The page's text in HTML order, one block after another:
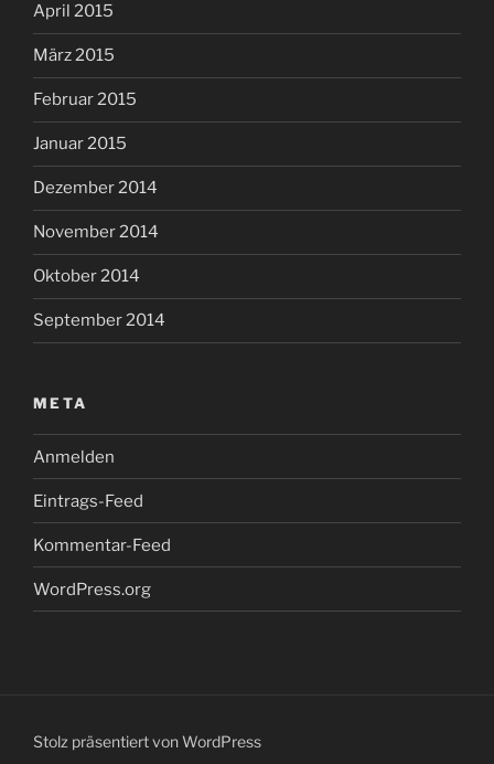
April 2015
März 2015
Februar 2015
Januar 2015
Dezember 2014
November 2014
Oktober 2014
September 2014
META
Anmelden
Eintrags-Feed
Kommentar-Feed
WordPress.org
Stolz präsentiert von WordPress